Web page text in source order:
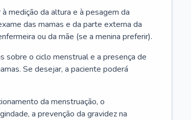
medição da altura e à pesagem da
das mamas e da parte externa da
ou da mãe (se a menina preferir).
sobre o ciclo menstrual e a presença de
Se desejar, a paciente poderá
da menstruação, o
a prevenção da gravidez na